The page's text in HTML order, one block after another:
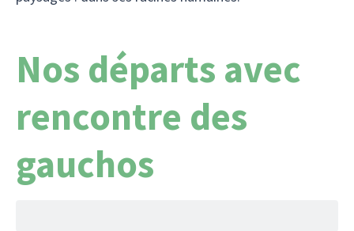
Nos départs avec
rencontre des
gauchos